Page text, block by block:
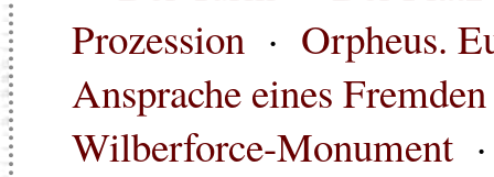
Prozession · Orpheus.
Ansprache eines
Wilberforce-Monument